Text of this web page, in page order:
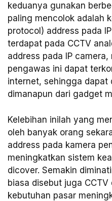
keduanya gunakan
paling mencolok adalah
protocol) address pada
terdapat pada CCTV
address pada IP
pengawas ini dapat
internet, sehingga dapat
dimanapun dari gadget
Kelebihan inilah yang
oleh banyak orang
address pada kamera
meningkatkan sistem
dicover. Semakin
biasa disebut juga
kebutuhan pasar